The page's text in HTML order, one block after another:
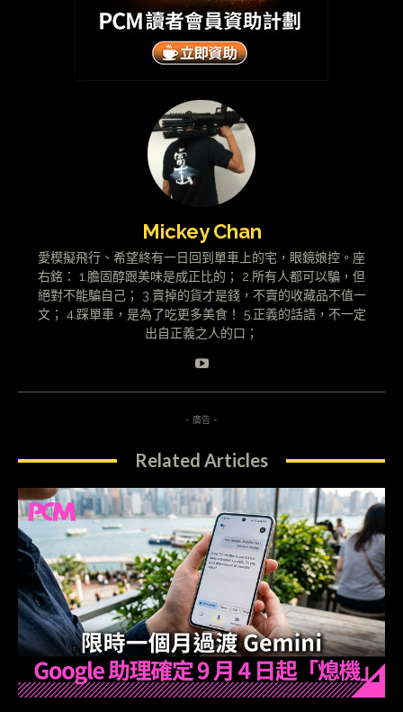
Mickey Chan
愛模擬飛行、希望終有一日回到單車上的宅，眼鏡娘控。座
右銘： 1.膽固醇跟美味是成正比的； 2.所有人都可以騙，但
絕對不能騙自己； 3.賣掉的貨才是錢，不賣的收藏品不值一
文； 4.踩單車，是為了吃更多美食！ 5.正義的話語，不一定
出自正義之人的口；
- 廣告 -
Related Articles